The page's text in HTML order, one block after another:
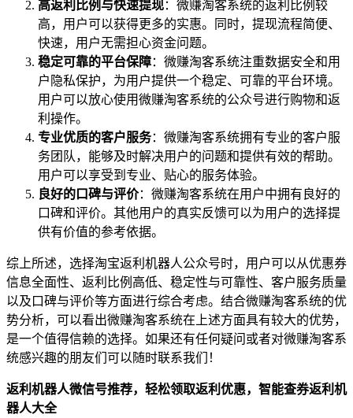
高返利比例与快速提现：微赚淘客系统的返利比例较
高，用户可以获得更多的实惠。同时，提现流程简便、
快速，用户无需担心资金问题。
稳定可靠的平台保障：微赚淘客系统注重数据安全和用
户隐私保护，为用户提供一个稳定、可靠的平台环境。
用户可以放心使用微赚淘客系统的公众号进行购物和返
利操作。
专业优质的客户服务：微赚淘客系统拥有专业的客户服
务团队，能够及时解决用户的问题和提供有效的帮助。
用户可以享受到专业、贴心的服务体验。
良好的口碑与评价：微赚淘客系统在用户中拥有良好的
口碑和评价。其他用户的真实反馈可以为用户的选择提
供有价值的参考依据。
综上所述，选择淘宝返利机器人公众号时，用户可以从优惠券
信息全面性、返利比例高低、稳定性与可靠性、客户服务质量
以及口碑与评价等方面进行综合考虑。结合微赚淘客系统的优
势分析，可以看出微赚淘客系统在上述方面具有较大的优势，
是一个值得信赖的选择。如果还有任何疑问或者对微赚淘客系
统感兴趣的朋友们可以随时联系我们！
返利机器人微信号推荐，轻松领取返利优惠，智能查券返利机
器人大全